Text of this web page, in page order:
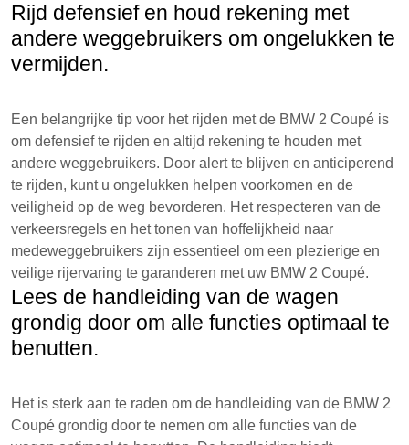
Rijd defensief en houd rekening met
andere weggebruikers om ongelukken te
vermijden.
Een belangrijke tip voor het rijden met de BMW 2 Coupé is
om defensief te rijden en altijd rekening te houden met
andere weggebruikers. Door alert te blijven en anticiperend
te rijden, kunt u ongelukken helpen voorkomen en de
veiligheid op de weg bevorderen. Het respecteren van de
verkeersregels en het tonen van hoffelijkheid naar
medeweggebruikers zijn essentieel om een plezierige en
veilige rijervaring te garanderen met uw BMW 2 Coupé.
Lees de handleiding van de wagen
grondig door om alle functies optimaal te
benutten.
Het is sterk aan te raden om de handleiding van de BMW 2
Coupé grondig door te nemen om alle functies van de